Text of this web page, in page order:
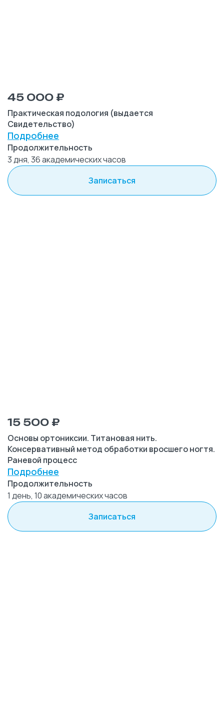
45 000 ₽
Практическая подология (выдается
Свидетельство)
Подробнее
Продолжительность
3 дня, 36 академических часов
Записаться
15 500 ₽
Основы ортониксии. Титановая нить.
Консервативный метод обработки вросшего ногтя.
Раневой процесс
Подробнее
Продолжительность
1 день, 10 академических часов
Записаться